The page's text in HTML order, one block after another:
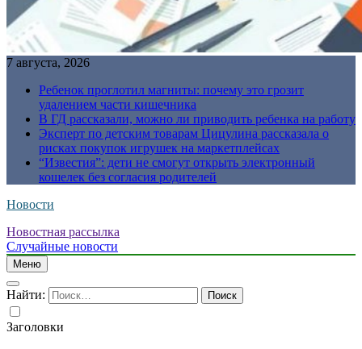
7 августа, 2026
Ребенок проглотил магниты: почему это грозит
удалением части кишечника
В ГД рассказали, можно ли приводить ребенка на работу
Эксперт по детским товарам Цицулина рассказала о
рисках покупок игрушек на маркетплейсах
“Известия”: дети не смогут открыть электронный
кошелек без согласия родителей
Новости
Новостная рассылка
Случайные новости
Меню
Найти:
Заголовки